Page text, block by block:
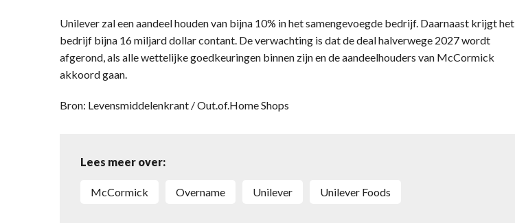
Unilever zal een aandeel houden van bijna 10% in het samengevoegde bedrijf. Daarnaast krijgt het
bedrijf bijna 16 miljard dollar contant. De verwachting is dat de deal halverwege 2027 wordt
afgerond, als alle wettelijke goedkeuringen binnen zijn en de aandeelhouders van McCormick
akkoord gaan.
Bron: Levensmiddelenkrant / Out.of.Home Shops
Lees meer over:
McCormick overname Unilever Unilever Foods